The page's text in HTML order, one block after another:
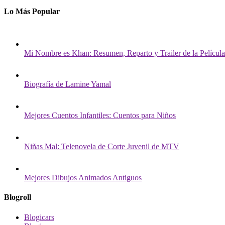
Lo Más Popular
Mi Nombre es Khan: Resumen, Reparto y Trailer de la
Biografía de Lamine Yamal
Mejores Cuentos Infantiles: Cuentos para Niños
Niñas Mal: Telenovela de Corte Juvenil de MTV
Mejores Dibujos Animados Antiguos
Blogroll
Blogicars